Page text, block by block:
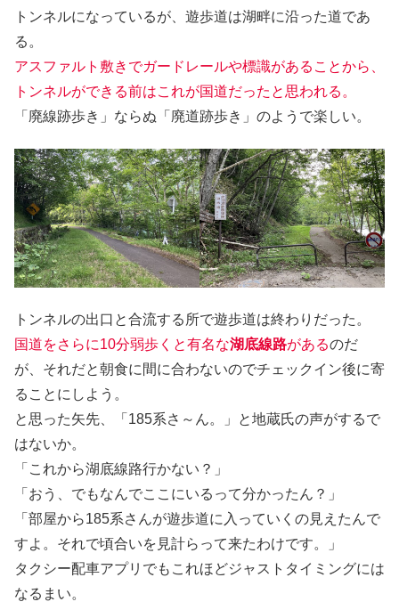
トンネルになっているが、遊歩道は湖畔に沿った道であ
る。
アスファルト敷きでガードレールや標識があることから、
トンネルができる前はこれが国道だったと思われる。
「廃線跡歩き」ならぬ「廃道跡歩き」のようで楽しい。
トンネルの出口と合流する所で遊歩道は終わりだった。
国道をさらに10分弱歩くと有名な湖底線路があるのだ
が、それだと朝食に間に合わないのでチェックイン後に寄
ることにしよう。
と思った矢先、「185系さ～ん。」と地蔵氏の声がするで
はないか。
「これから湖底線路行かない？」
「おう、でもなんでここにいるって分かったん？」
「部屋から185系さんが遊歩道に入っていくの見えたんで
すよ。それで頃合いを見計らって来たわけです。」
タクシー配車アプリでもこれほどジャストタイミングには
なるまい。